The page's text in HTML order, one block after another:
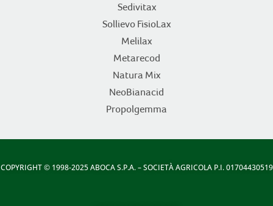
Sedivitax
Sollievo FisioLax
Melilax
Metarecod
Natura Mix
NeoBianacid
Propolgemma
COPYRIGHT© 1998-2025 ABOCA S.P.A. – SOCIETÀ AGRICOLA P.I. 01704430519